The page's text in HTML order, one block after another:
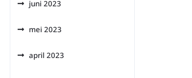
juni 2023
mei 2023
april 2023